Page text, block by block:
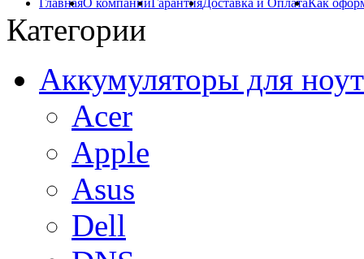
Категории
Аккумуляторы для
Acer
Apple
Asus
Dell